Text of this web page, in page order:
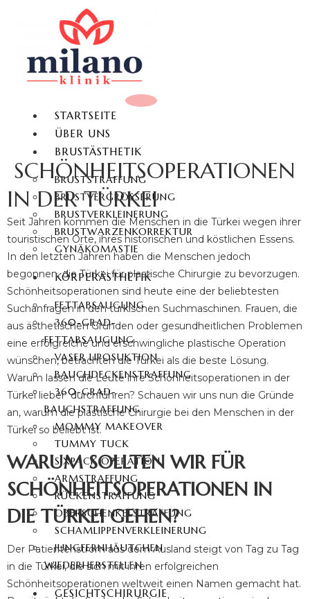
STARTSEITE
ÜBER UNS
BRUSTÄSTHETIK
BRUSTSTRAFFUNG
BRUSTVERGRÖSSERUNG
BRUSTVERKLEINERUNG
BRUSTWARZENKORREKTUR
GYNÄKOMASTIE
KÖRPERÄSTHETIK
FETTABSAUGUNG
360-GRAD-
FETTABSAUGUNG
VASER LIPOSUKTION
BAUCHDECKENSTRAFFUNG
360-GRAD-
BAUCHSTRAFFUNG
MOMMY MAKEOVER
TUMMY TUCK
SIXPACK OPERATION
ARMSTRAFFUNG
RÜCKENSTRAFFUNG
OBERSCHENKELSTRAFFUNG
SCHAMLIPPENVERKLEINERUNG
JUNGFERNHÄUTCHEN
WIEDERHERSTELLEN
GESICHTSCHIRURGIE
SCHÖNHEITSOPERATIONEN
IN DER TÜRKEI
Seit Jahren kommen die Menschen in die Türkei wegen ihrer
touristischen Orte, ihres historischen und köstlichen Essens.
In den letzten Jahren haben die Menschen jedoch
begonnen, die Türkei für plastische Chirurgie zu bevorzugen.
Schönheitsoperationen sind heute eine der beliebtesten
Suchanfragen in den türkischen Suchmaschinen. Frauen, die
aus ästhetischen Gründen oder gesundheitlichen Problemen
eine erfolgreiche und erschwingliche plastische Operation
wünschen, betrachten die Türkei als die beste Lösung.
Warum lassen die Leute ihre Schönheitsoperationen in der
Türkei lieber durchführen? Schauen wir uns nun die Gründe
an, warum die plastische Chirurgie bei den Menschen in der
Türkei so beliebt ist.
WARUM SOLLTEN WIR FÜR
SCHÖNHEITSOPERATIONEN IN
DIE TÜRKEI GEHEN?
Der Patientenstrom aus dem Ausland steigt von Tag zu Tag
in die Türkei, die sich mit ihren erfolgreichen
Schönheitsoperationen weltweit einen Namen gemacht hat.